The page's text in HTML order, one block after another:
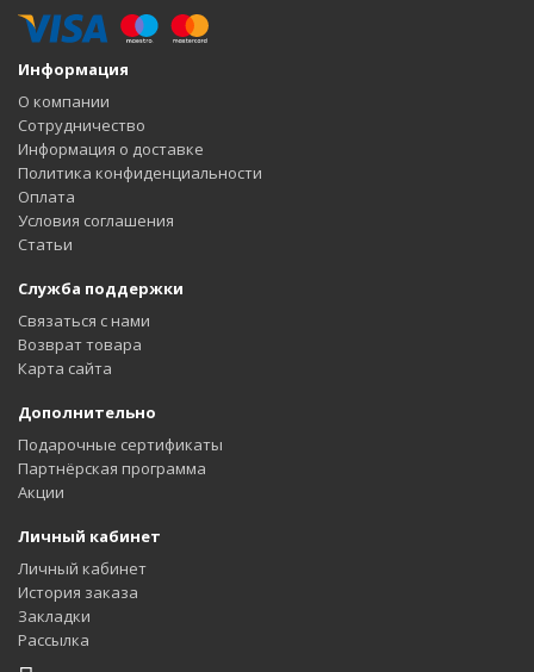
Информация
О компании
Сотрудничество
Информация о доставке
Политика конфиденциальности
Оплата
Условия соглашения
Статьи
Служба поддержки
Связаться с нами
Возврат товара
Карта сайта
Дополнительно
Подарочные сертификаты
Партнёрская программа
Акции
Личный кабинет
Личный кабинет
История заказа
Закладки
Рассылка